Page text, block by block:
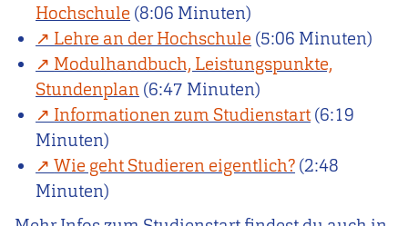
Hochschule (8:06 Minuten)
Lehre an der Hochschule (5:06 Minuten)
Modulhandbuch, Leistungspunkte,
Stundenplan (6:47 Minuten)
Informationen zum Studienstart(6:19
Minuten)
Wie geht Studieren eigentlich? (2:48
Minuten)